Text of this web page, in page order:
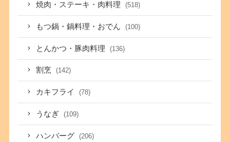
焼肉・ステーキ・肉料理 (518)
もつ鍋・鍋料理・おでん (100)
とんかつ・豚肉料理 (136)
割烹 (142)
カキフライ (78)
うなぎ (109)
ハンバーグ (206)